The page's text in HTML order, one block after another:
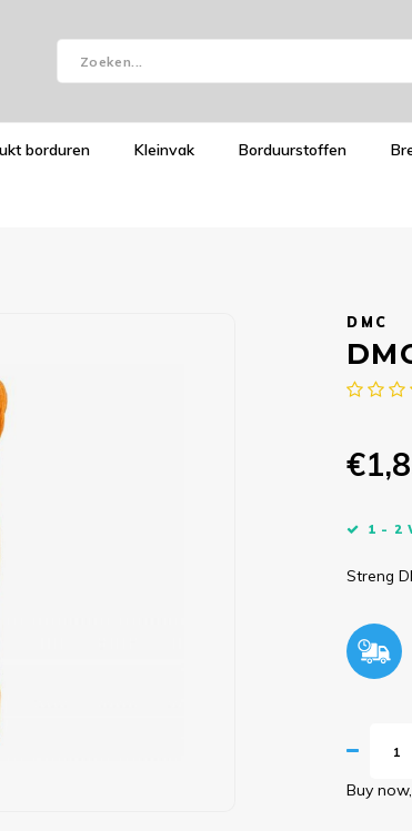
borduren Kleinvak Borduurstoffen
DMC
1 - 2
Streng
Buy